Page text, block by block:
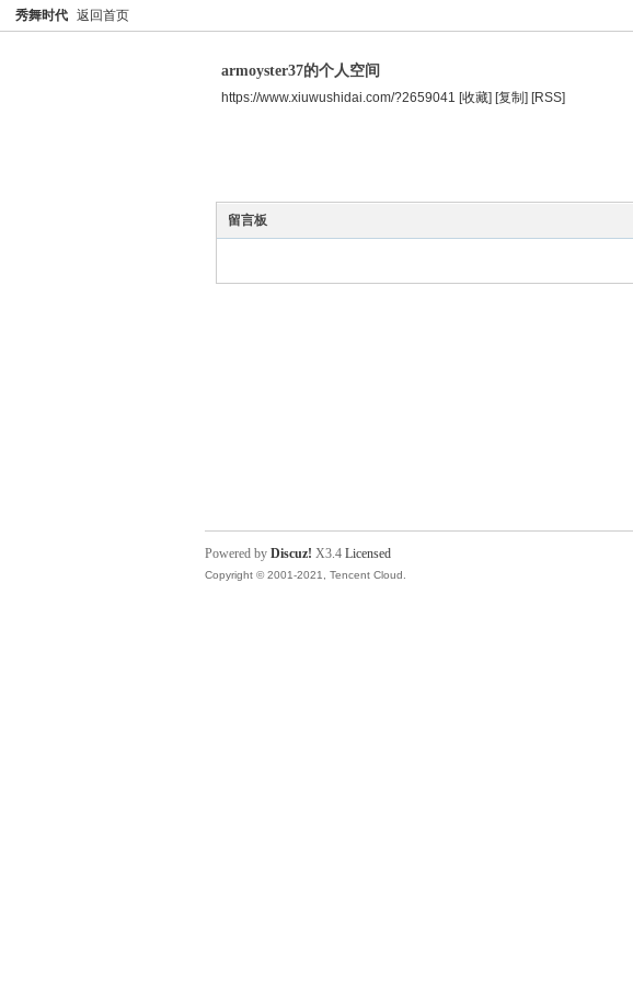
秀舞时代 返回首页
armoyster37的个人空间
https://www.xiuwushidai.com/?2659041 [收藏] [复制] [RSS]
留言板
Powered by Discuz! X3.4 Licensed
Copyright © 2001-2021, Tencent Cloud.